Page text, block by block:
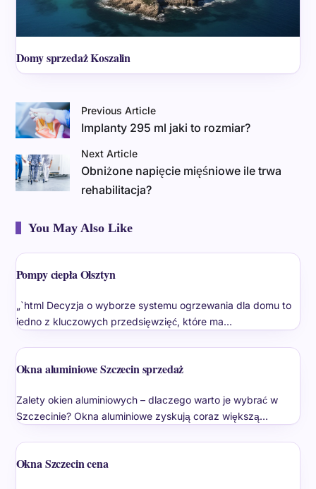
Domy sprzedaż Koszalin
Previous Article
Implanty 295 ml jaki to rozmiar?
Next Article
Obniżone napięcie mięśniowe ile trwa
rehabilitacja?
You May Also Like
Pompy ciepła Olsztyn
„`html Decyzja o wyborze systemu ogrzewania dla domu to
jedno z kluczowych przedsięwzięć, które ma…
Okna aluminiowe Szczecin sprzedaż
Zalety okien aluminiowych – dlaczego warto je wybrać w
Szczecinie? Okna aluminiowe zyskują coraz większą…
Okna Szczecin cena